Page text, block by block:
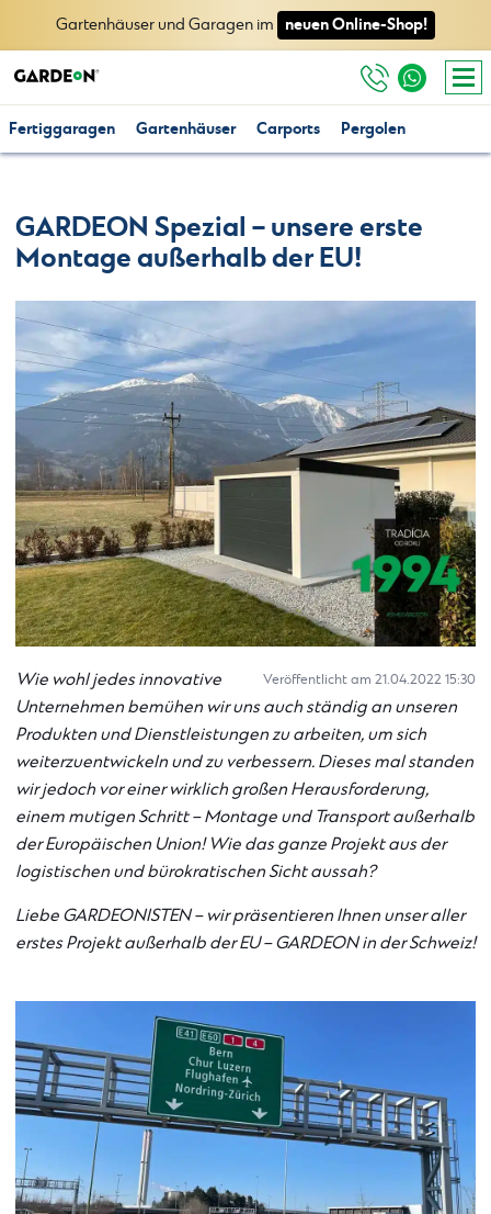
Gartenhäuser und Garagen im neuen Online-Shop!
Fertiggaragen Gartenhäuser Carports Pergolen
GARDEON Spezial – unsere erste
Montage außerhalb der EU!
Veröffentlicht am 21.04.2022 15:30
Wie wohl jedes innovative
Unternehmen bemühen wir uns auch ständig an unseren
Produkten und Dienstleistungen zu arbeiten, um sich
weiterzuentwickeln und zu verbessern. Dieses mal standen
wir jedoch vor einer wirklich großen Herausforderung,
einem mutigen Schritt – Montage und Transport außerhalb
der Europäischen Union! Wie das ganze Projekt aus der
logistischen und bürokratischen Sicht aussah?
Liebe GARDEONISTEN – wir präsentieren Ihnen unser aller
erstes Projekt außerhalb der EU – GARDEON in der Schweiz!